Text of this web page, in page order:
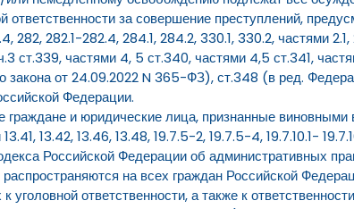
ответственности за совершение преступлений,
282, 282.1-282.4, 284.1, 284.2, 330.1, 330.2, частями
ст.339, частями 4, 5 ст.340, частями 4,5 ст.341,
закона от 24.09.2022 N 365-ФЗ), ст.348 (в ред.
Федерации.
граждане и юридические лица, признанные
13.42, 13.46, 13.48, 19.7.5-2, 19.7.5-4, 19.7.10.1-
Российской Федерации об административных
на всех граждан Российской
уголовной ответственности, а также к